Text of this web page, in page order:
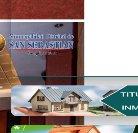
Premio Qori Gente 2024